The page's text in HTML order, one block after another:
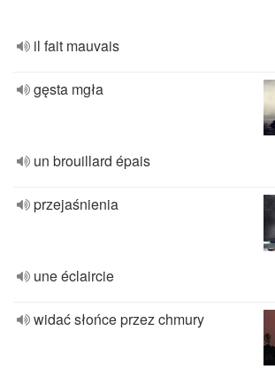
il fait mauvais
gęsta mgła
un brouillard épais
przejaśnienia
une éclaircie
widać słońce przez chmury